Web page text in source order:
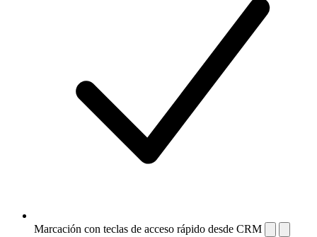
Marcación con teclas de acceso rápido desde CRM